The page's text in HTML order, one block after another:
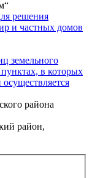
решения
и частных домов
земельного
в которых
района
район,